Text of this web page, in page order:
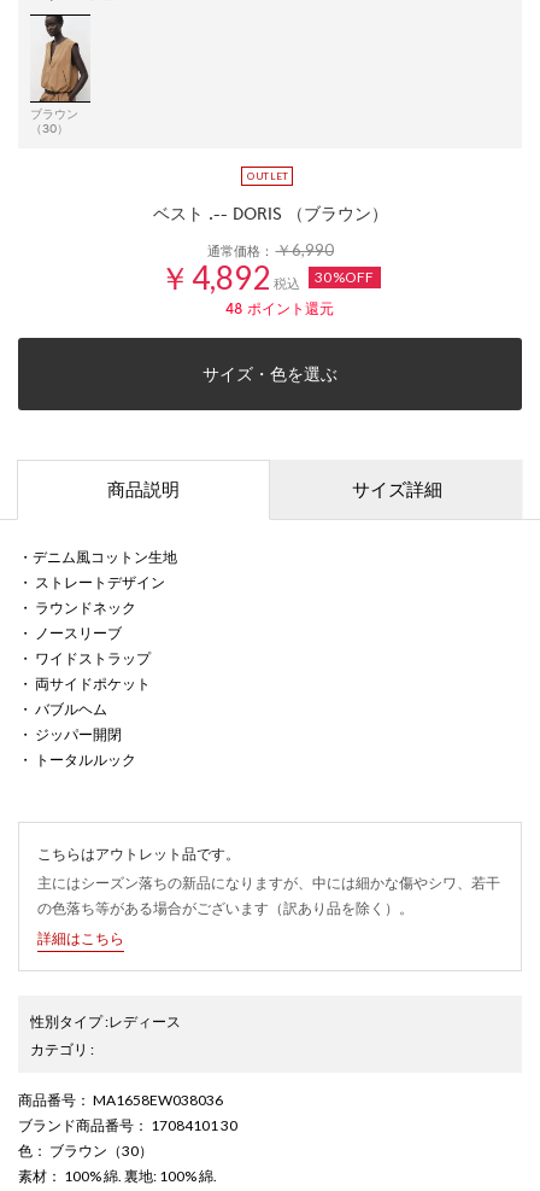
ブラウン
（30）
ベスト .-- DORIS （ブラウン）
通常価格：￥6,990
￥4,892 税込 30%OFF
48ポイント還元
サイズ・色を選ぶ
商品説明 サイズ詳細
・デニム風コットン生地
・ ストレートデザイン
・ ラウンドネック
・ ノースリーブ
・ ワイドストラップ
・ 両サイドポケット
・ バブルヘム
・ ジッパー開閉
・ トータルルック
こちらはアウトレット品です。
主にはシーズン落ちの新品になりますが、中には細かな傷やシワ、若干
の色落ち等がある場合がございます（訳あり品を除く）。
詳細はこちら
性別タイプ:レディース
カテゴリ :
商品番号 ： MA1658EW038036
ブランド商品番号 ： 17084101 30
色 ： ブラウン（30）
素材 ： 100% 綿. 裏地: 100% 綿.